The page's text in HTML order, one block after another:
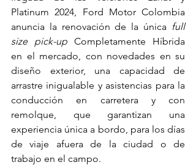
Platinum 2024, Ford Motor Colombia
anuncia la renovación de la única full
size pick-up Completamente Híbrida
en el mercado, con novedades en su
diseño exterior, una capacidad de
arrastre inigualable y asistencias para la
conducción en carretera y con
remolque, que garantizan una
experiencia única a bordo, para los días
de viaje afuera de la ciudad o de
trabajo en el campo.